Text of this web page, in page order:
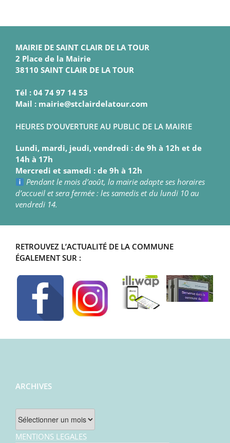
MAIRIE DE SAINT CLAIR DE LA TOUR
2 Place de la Mairie
38110 SAINT CLAIR DE LA TOUR
Tél : 04 74 97 14 53
Mail : mairie@stclairdelatour.com
HEURES D’OUVERTURE AU PUBLIC DE LA MAIRIE
Lundi, mardi, jeudi, vendredi : de 9h à 12h et de
14h à 17h
Mercredi et samedi : de 9h à 12h
Pendant le mois d’août, la mairie adapte ses horaires
d’accueil et sera fermée : les samedis et du lundi 10 au
vendredi 14.
RETROUVEZ L’ACTUALITÉ DE LA COMMUNE
ÉGALEMENT SUR :
ARCHIVES
Archives
MENTIONS LEGALES